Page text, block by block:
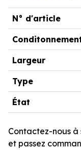
N° d'article
Largeur
Type
État
Contactez-nous à
et passez